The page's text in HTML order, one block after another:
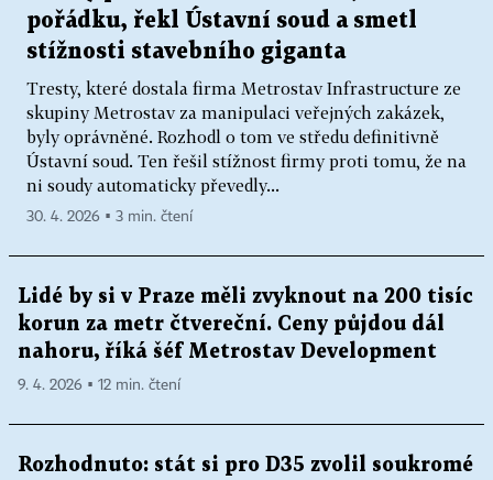
pořádku, řekl Ústavní soud a smetl
stížnosti stavebního giganta
Tresty, které dostala firma Metrostav Infrastructure ze
skupiny Metrostav za manipulaci veřejných zakázek,
byly oprávněné. Rozhodl o tom ve středu definitivně
Ústavní soud. Ten řešil stížnost firmy proti tomu, že na
ni soudy automaticky převedly...
30. 4. 2026 ▪ 3 min. čtení
Lidé by si v Praze měli zvyknout na 200 tisíc
korun za metr čtvereční. Ceny půjdou dál
nahoru, říká šéf Metrostav Development
9. 4. 2026 ▪ 12 min. čtení
Rozhodnuto: stát si pro D35 zvolil soukromé